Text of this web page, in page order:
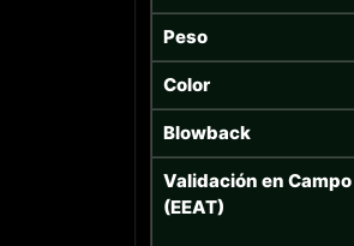
Peso
Color
Blowback
Validación en Campo
(EEAT)